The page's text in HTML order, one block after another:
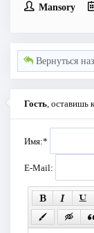
Mansory
Вернуться
Гость , оставишь
Имя:*
E-Mail: